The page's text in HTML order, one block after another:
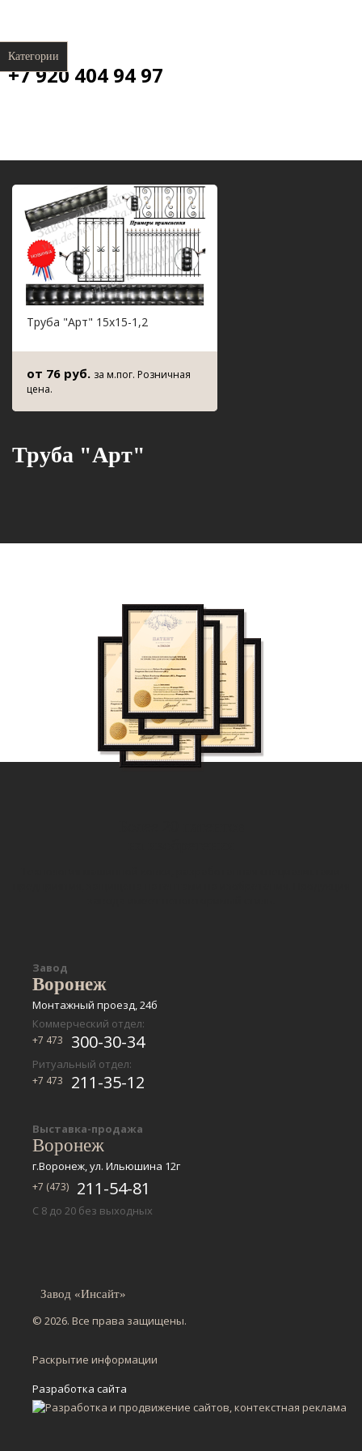
+7 920 404 94 97
Труба "Арт" 15х15-1,2
от 76 руб. за м.пог. Розничная
цена.
Труба "Арт"
Завод
Воронеж
Монтажный проезд, 24б
Коммерческий отдел:
+7 473 300-30-34
Ритуальный отдел:
+7 473 211-35-12
Выставка-продажа
Воронеж
г.Воронеж, ул. Ильюшина 12г
+7 (473) 211-54-81
С 8 до 20 без выходных
Завод «Инсайт»
© 2026. Все права защищены.
Раскрытие информации
Разработка сайта
Категории